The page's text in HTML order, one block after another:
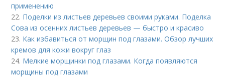
применению
22. Поделки из листьев деревьев своими руками. Поделка
Сова из осенних листьев деревьев — быстро и красиво
23. Как избавиться от морщин под глазами. Обзор лучших
кремов для кожи вокруг глаз
24. Мелкие морщинки под глазами. Когда появляются
морщины под глазами